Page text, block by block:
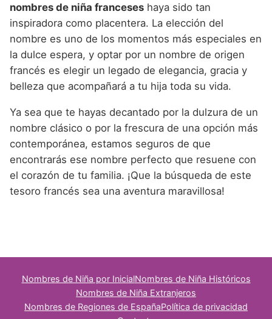
nombres de niña franceses haya sido tan
inspiradora como placentera. La elección del
nombre es uno de los momentos más especiales en
la dulce espera, y optar por un nombre de origen
francés es elegir un legado de elegancia, gracia y
belleza que acompañará a tu hija toda su vida.
Ya sea que te hayas decantado por la dulzura de un
nombre clásico o por la frescura de una opción más
contemporánea, estamos seguros de que
encontrarás ese nombre perfecto que resuene con
el corazón de tu familia. ¡Que la búsqueda de este
tesoro francés sea una aventura maravillosa!
Nombres de Niña por InicialNombres de Niña Históricos
Nombres de Niña Extranjeros
Nombres de Regiones de EspañaPolítica de privacidad